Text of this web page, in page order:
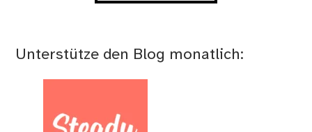
Unterstütze den Blog monatlich: